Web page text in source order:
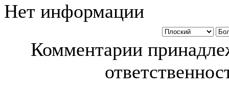
Нет информации
Комментарии